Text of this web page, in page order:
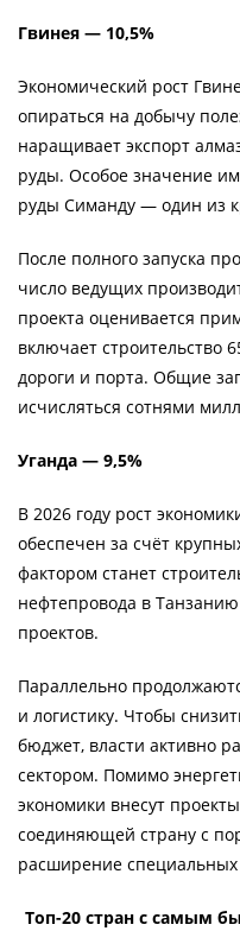
Гвинея — 10,5%
Экономический рост
опираться на добычу
наращивает экспорт
руды. Особое значение
руды Симанду — один из
После полного запуска
число ведущих
проекта оценивается
включает строительство
дороги и порта. Общие
исчисляться сотнями
Уганда — 9,5%
В 2026 году рост
обеспечен за счёт
фактором станет
нефтепровода в
проектов.
Параллельно
и логистику. Чтобы
бюджет, власти активно
сектором. Помимо
экономики внесут
соединяющей страну с
расширение специальных
Топ-20 стран с самым